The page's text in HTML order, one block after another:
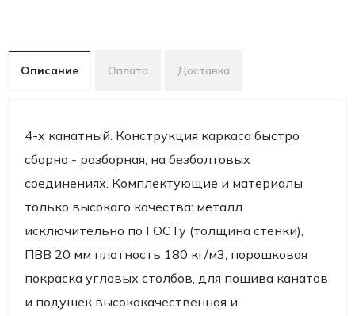
Описание Оплата Доставка
4-х канатный. Конструкция каркаса быстро
сборно - разборная, на безболтовых
соединениях. Комплектующие и материалы
только высокого качества: металл
исключительно по ГОСТу (толщина стенки),
ПВВ 20 мм плотность 180 кг/м3, порошковая
покраска угловых столбов, для пошива канатов
и подушек высококачественная и